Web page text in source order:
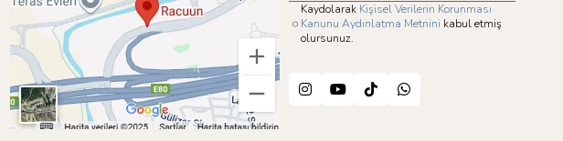
Kaydolarak Kişisel Verilerin Korunması
Kanunu Aydınlatma Metnini kabul etmiş
olursunuz.